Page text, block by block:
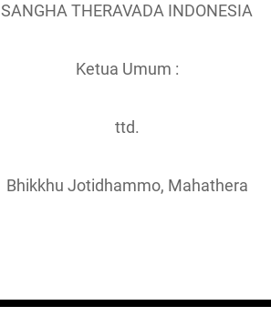
SANGHA THERAVADA INDONESIA
Ketua Umum :
ttd.
Bhikkhu Jotidhammo, Mahathera